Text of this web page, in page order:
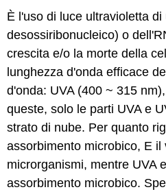
È l'uso di luce ultravioletta
desossiribonucleico) o
crescita e/o la morte della
lunghezza d'onda efficace
d'onda: UVA (400 ~ 315
queste, solo le parti UVA e
strato di nube. Per quanto
assorbimento microbico, E
microrganismi, mentre UVA
assorbimento microbico.